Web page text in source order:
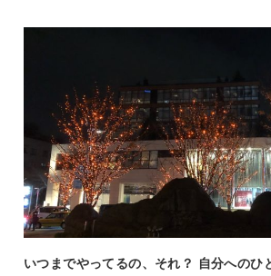
いつまでやってるの、それ？ 自分へのひ